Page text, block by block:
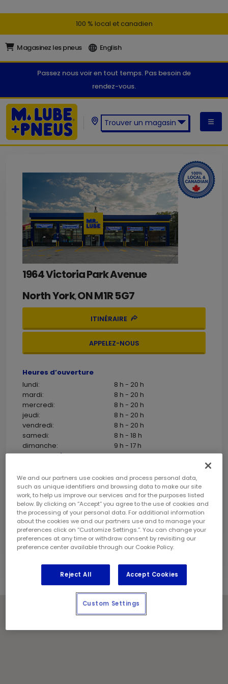
100 % local et canadien
Magasinez les pneus English
Passez nous voir en tout temps. Pas besoin de
rendez-vous.
Trouver un magasin
1964 Victoria Park Avenue
North York,ONM1R 5G7
ITINÉRAIRE
APPELEZ-NOUS
Heures d’ouverture
lundi:
8 h - 20 h
mardi:
8 h - 20 h
mercredi:
8 h - 20 h
jeudi:
8 h - 20 h
vendredi:
8 h - 20 h
samedi:
8 h - 18 h
dimanche:
9 h - 17 h
Coordonnées
Gérant de magasin:
Harmandeep Singh
Géré et exploité localement par :
1653740 Ontario Inc.
Jours fériés
Communiquez avec le centre pour les heures de
service.
We and our partners use cookies and process personal data,
such as unique identifiers and browsing data to make our site
work, to help us improve our services and for the purposes listed
below. By clicking on “Accept” you agree to the use of cookies and
the processing of your personal data. For additional information
about the cookies we and our partners use and to manage your
preferences click on “Customize Settings.”. You can change your
preferences at any time or withdraw consent by revisiting our
preference center available through our Cookie Policy.
Reject All Accept Cookies
Custom Settings